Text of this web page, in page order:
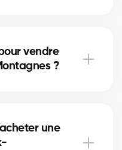
le prix obtenu.
vendre
?
les tendances
une